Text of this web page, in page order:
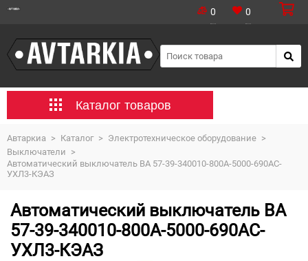
0 0
Каталог товаров
Автаркиа > Каталог > Электротехническое оборудование >
Выключатели >
Автоматический выключатель ВА 57-39-340010-800А-5000-690AC-
УХЛ3-КЭАЗ
Автоматический выключатель ВА
57-39-340010-800А-5000-690AC-
УХЛ3-КЭАЗ